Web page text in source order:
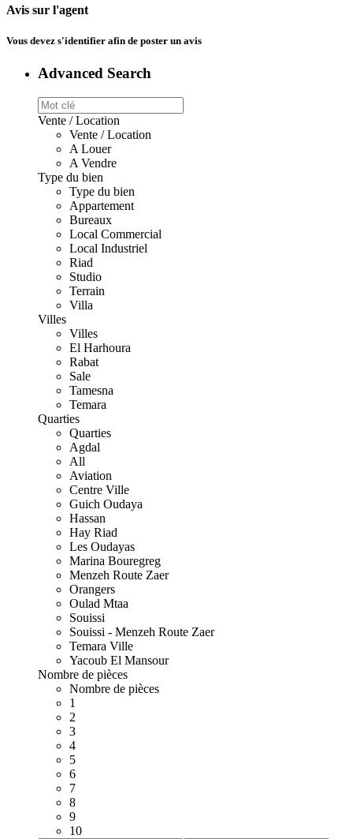
Avis sur l'agent
Vous devez s'identifier afin de poster un avis
Advanced Search
Vente / Location
Vente / Location
A Louer
A Vendre
Type du bien
Type du bien
Appartement
Bureaux
Local Commercial
Local Industriel
Riad
Studio
Terrain
Villa
Villes
Villes
El Harhoura
Rabat
Sale
Tamesna
Temara
Quarties
Quarties
Agdal
All
Aviation
Centre Ville
Guich Oudaya
Hassan
Hay Riad
Les Oudayas
Marina Bouregreg
Menzeh Route Zaer
Orangers
Oulad Mtaa
Souissi
Souissi - Menzeh Route Zaer
Temara Ville
Yacoub El Mansour
Nombre de pièces
Nombre de pièces
1
2
3
4
5
6
7
8
9
10